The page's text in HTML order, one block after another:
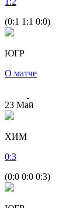
(0:1 1:1 0:0)
ЮГР
О матче
23 Май
ХИМ
0:3
(0:0 0:0 0:3)